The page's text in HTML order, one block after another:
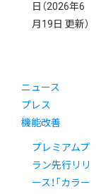
日 （2026年6
月19日 更新）
ニュース
プレス
機能改善
プレミアムプ
ラン先行リリ
ース！「カラー